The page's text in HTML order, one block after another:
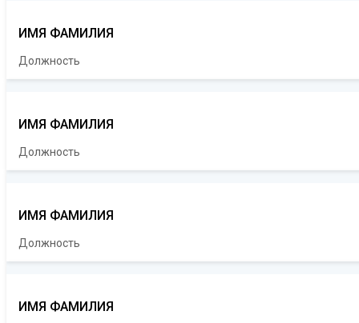
ИМЯ ФАМИЛИЯ
Должность
ИМЯ ФАМИЛИЯ
Должность
ИМЯ ФАМИЛИЯ
Должность
ИМЯ ФАМИЛИЯ